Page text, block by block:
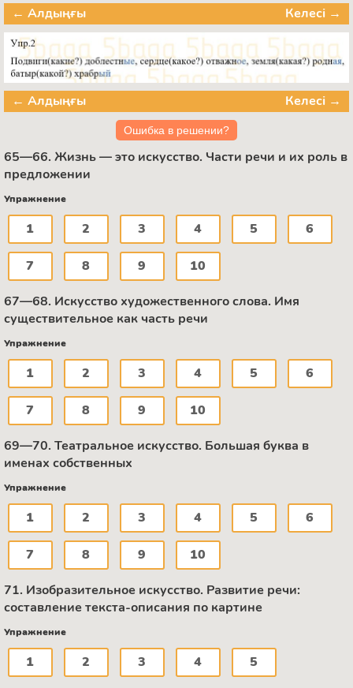
← Алдыңғы
Келесі →
← Алдыңғы Келесі →
Ошибка в решении?
65—66. Жизнь — это искусство. Части речи и их роль в
предложении
Упражнение
1 2 3 4 5 6
7 8 9 10
67—68. Искусство художественного слова. Имя
существительное как часть речи
Упражнение
1 2 3 4 5 6
7 8 9 10
69—70. Театральное искусство. Большая буква в
именах собственных
Упражнение
1 2 3 4 5 6
7 8 9 10
71. Изобразительное искусство. Развитие речи:
составление текста-описания по картине
Упражнение
1 2 3 4 5